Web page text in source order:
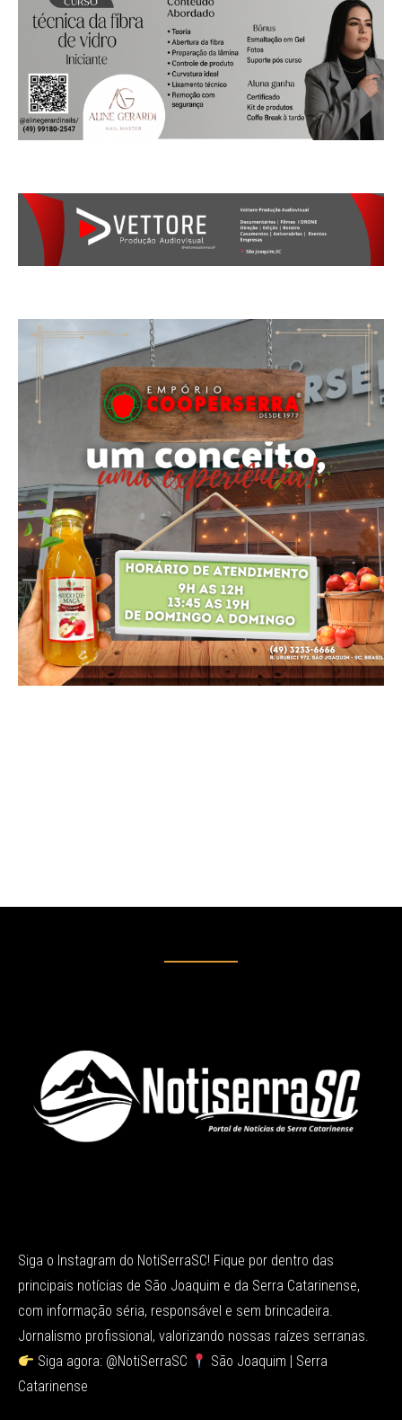
Siga o Instagram do NotiSerraSC! Fique por dentro das
principais notícias de São Joaquim e da Serra Catarinense,
com informação séria, responsável e sem brincadeira.
Jornalismo profissional, valorizando nossas raízes serranas.
Siga agora: @NotiSerraSC
São Joaquim | Serra
Catarinense